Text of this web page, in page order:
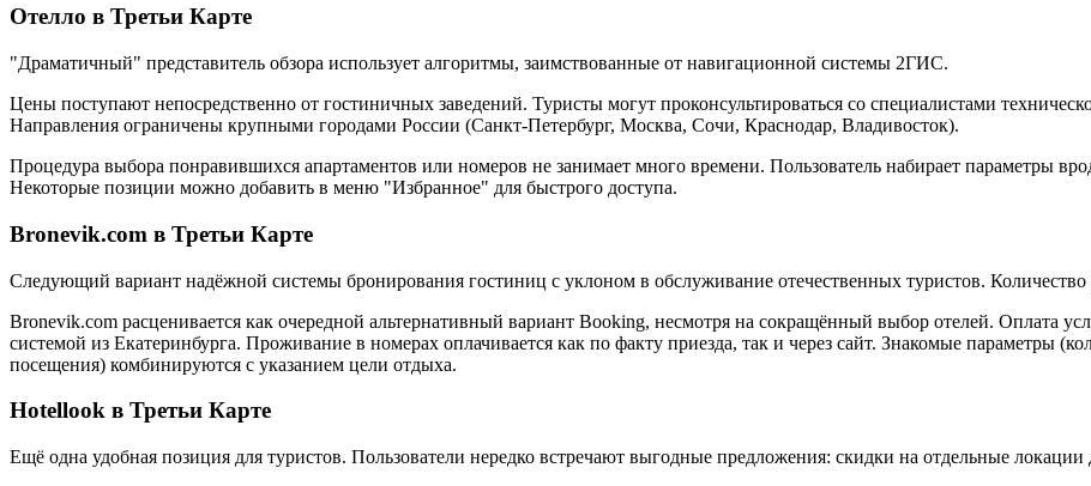
Отелло в Третьи Карте
"Драматичный" представитель обзора использует алгоритмы, заимствованные от навигационной системы 2ГИС.
Цены поступают непосредственно от гостиничных заведений. Туристы могут проконсультироваться со специалистами
Направления ограничены крупными городами России (Санкт-Петербург, Москва, Сочи, Краснодар, Владивосток).
Процедура выбора понравившихся апартаментов или номеров не занимает много времени. Пользователь набирает параметры
Некоторые позиции можно добавить в меню "Избранное" для быстрого доступа.
Bronevik.com в Третьи Карте
Следующий вариант надёжной системы бронирования гостиниц с уклоном в обслуживание отечественных туристов.
Bronevik.com расценивается как очередной альтернативный вариант Booking, несмотря на сокращённый выбор отелей. Оплата
системой из Екатеринбурга. Проживание в номерах оплачивается как по факту приезда, так и через сайт. Знакомые параметры
посещения) комбинируются с указанием цели отдыха.
Hotellook в Третьи Карте
Ещё одна удобная позиция для туристов. Пользователи нередко встречают выгодные предложения: скидки на отдельные